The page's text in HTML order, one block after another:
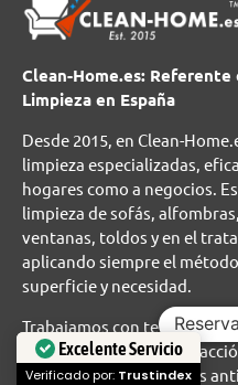
Clean-Home.es:
Limpieza en España
Desde 2015, en Clean-
limpieza especializadas,
hogares como a negocios.
limpieza de sofás,
ventanas, toldos y en el
aplicando siempre el
superficie y necesidad.
Trabajamos con
húmedo (inyección-
humedad y tratamientos
Excelente Servicio
Verificado por: Trustindex